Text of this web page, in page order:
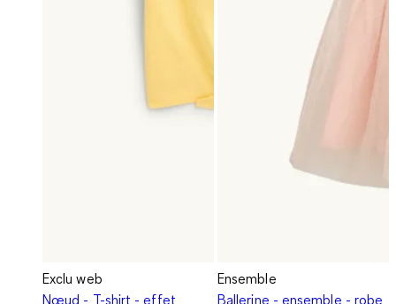
Exclu web
Nœud - T-shirt - effet
Ensemble
Ballerine - ensemble - robe